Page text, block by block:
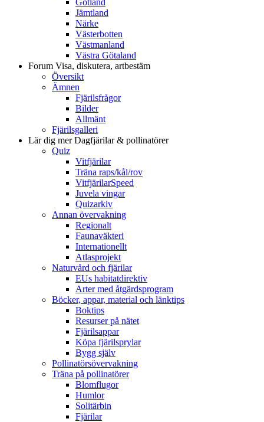
Jämtland
Närke
Västerbotten
Västmanland
Västra Götaland
Forum Visa, diskutera, artbestäm
Översikt
Ämnen
Fjärilsfrågor
Bilder
Allmänt
Fjärilsgalleri
Lär dig merDagfjärilar & pollinatörer
Quiz
Vitfjärilar
Träna raps/kål/rov
VitfjärilarSpeed
Juvela vingar
Quizarkiv
Annan övervakning
Regionalt
Faunaväkteri
Internationellt
Atlasprojekt
Naturvård och fjärilar
EUs habitatdirektiv
Arter med åtgärdsprogram
Böcker, appar, material och länktips
Boktips
Resurser på nätet
Fjärilsappar
Köpa fjärilsprylar
Bygg själv
Pollinatörsövervakning
Träna på pollinatörer
Blomflugor
Humlor
Solitärbin
Fjärilar